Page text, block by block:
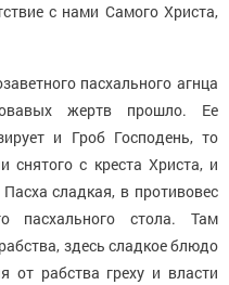
с нами Самого Христа,
пасхального агнца
жертв прошло. Ее
и Гроб Господень, то
снятого с креста Христа, и
сладкая, в противовес
пасхального стола. Там
здесь сладкое блюдо
от рабства греху и власти